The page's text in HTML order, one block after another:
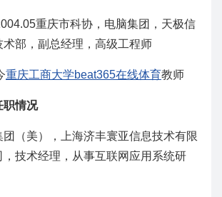
重庆市科协，电脑集团，天极信
术部，副总经理，高级工程师
重庆工商大学beat365在线体育教师
职情况
团（美），上海济丰寰亚信息技术有限
技术经理，从事互联网应用系统研